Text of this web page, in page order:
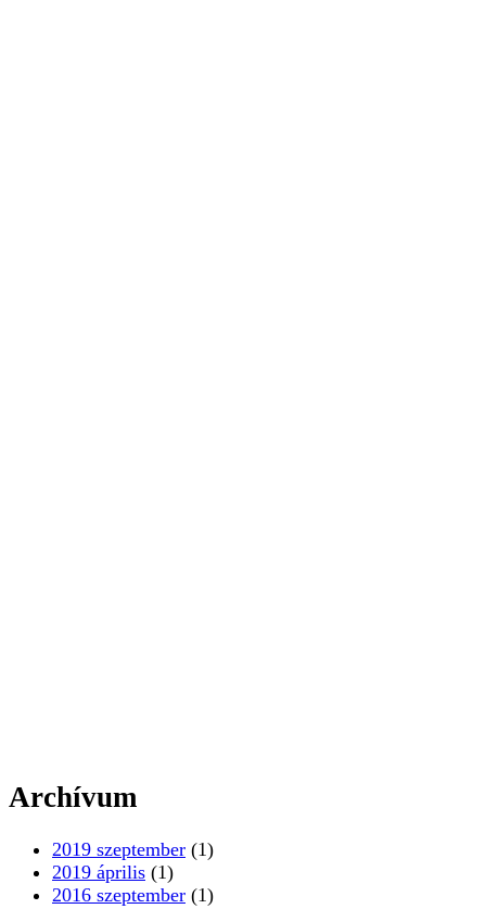
Archívum
2019 szeptember (1)
2019 április (1)
2016 szeptember (1)